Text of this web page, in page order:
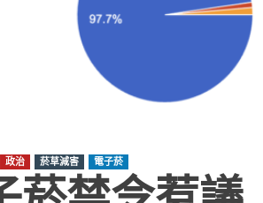
政治 菸草減害 電子菸